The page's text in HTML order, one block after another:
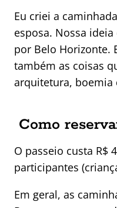
Eu criei a
esposa. Nossa
por Belo Horizonte.
também as coisas
arquitetura, boemia
Como
O passeio custa R$
participantes
Em geral, as